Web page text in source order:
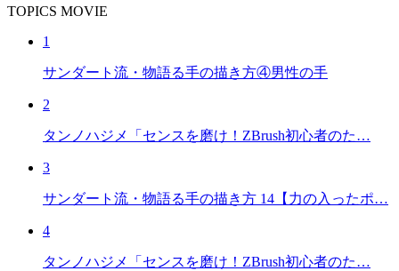
TOPICS MOVIE
1
サンダート流・物語る手の描き方④男性の手
2
タンノハジメ「センスを磨け！ZBrush初心者のた…
3
サンダート流・物語る手の描き方 14【力の入ったポ…
4
タンノハジメ「センスを磨け！ZBrush初心者のた…